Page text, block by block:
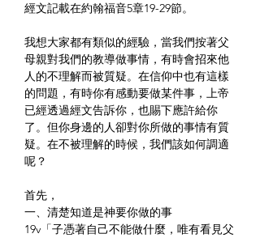
經文記載在約翰福音5章19-29節。
我想大家都有類似的經驗，當我們按著父
母親對我們的教導做事情，有時會招來他
人的不理解而被質疑。在信仰中也有這樣
的問題，有時你有感動要做某件事，上帝
已經透過經文告訴你，也賜下應許給你
了。但你身邊的人卻對你所做的事情有質
疑。在不被理解的時候，我們該如何調適
呢？
首先，
一、清楚知道是神要你做的事
19v「子憑著自己不能做什麼，唯有看見父